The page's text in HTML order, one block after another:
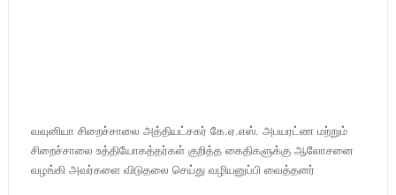
வவுனியா சிறைச்சாலை அத்தியட்சகர் கே.ஏ.எஸ். அபயரட்ண மற்றும்
சிறைச்சாலை உத்தியோகத்தர்கள் குறித்த கைதிகளுக்கு ஆலோசனை
வழங்கி அவர்களை விடுதலை செய்து வழியனுப்பி வைத்தனர்